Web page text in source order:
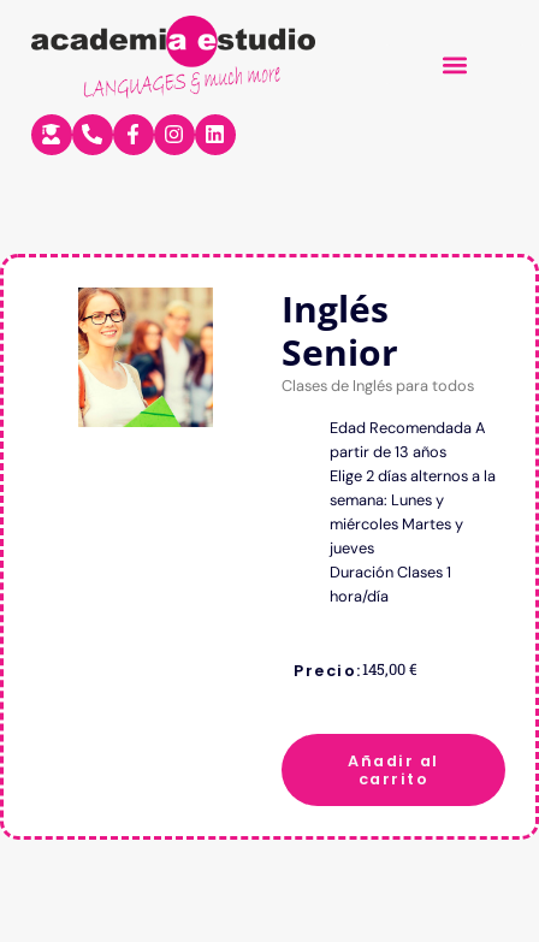
Inglés
Senior
Clases de Inglés para todos
Edad Recomendada A
partir de 13 años
Elige 2 días alternos a la
semana: Lunes y
miércoles Martes y
jueves
Duración Clases 1
hora/día
Precio:145,00€
Añadir al
carrito